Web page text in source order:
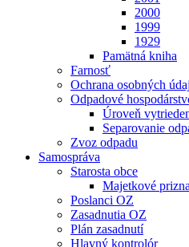
2000
1999
1929
Pamätná kniha
Farnosť
Ochrana osobných
Odpadové
Úroveň
Separovanie
Zvoz odpadu
Samospráva
Starosta obce
Majetkové
Poslanci OZ
Zasadnutia OZ
Plán zasadnutí
Hlavný kontrolór